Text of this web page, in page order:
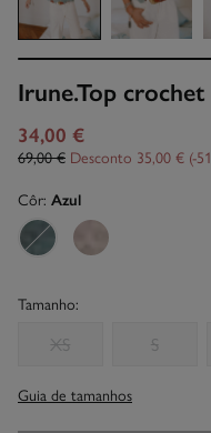
Irune.Top crochet
34,00 €
69,00 € Desconto 35,00 € 51
Côr: Azul
Tamanho:
XS S
Guia de tamanhos